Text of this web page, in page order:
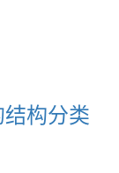
构分类